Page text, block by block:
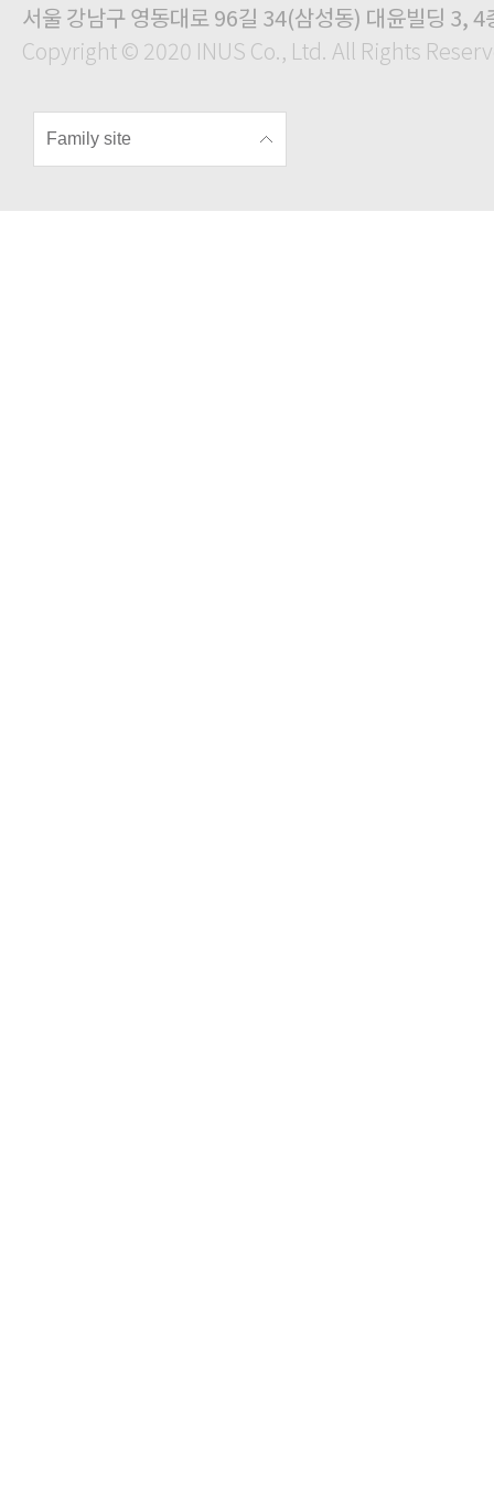
서울 강남구 영동대로 96길 34(삼성동) 대윤빌딩 3, 4
Copyright © 2020 INUS Co., Ltd. All Rights
Family site